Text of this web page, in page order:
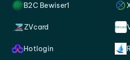
B2C Bewiser1
ZVcard
Hotlogin